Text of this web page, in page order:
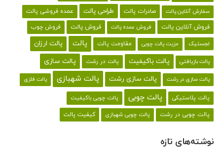
سفارش آنلاین پالت صادرات پالت طراحی پالت عمده فروشی پالت
فروش آنلاین پالت فروش عمده پالت فروش پالت فروش چوب
لجستیک مزیت پالت چوبی مقاومت پالت پالت پالت ارزان
پالت بازیافتی پالت باکیفیت پالت در رشت پالت سازی
پالت سازی در رشت پالت سازی رشت پالت شهبازی پالت فلزی
پالت پلاستیکی پالت چوبی پالت چوبی باکیفیت
پالت چوبی در رشت پالت چوبی شهبازی کیفیت پالت
نوشته‌های تازه